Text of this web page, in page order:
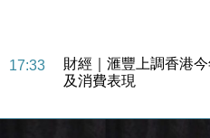
17:33
財經｜滙豐上調香港
及消費表現